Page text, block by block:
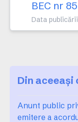
BEC nr
Data
Din
Anunt public
emitere a